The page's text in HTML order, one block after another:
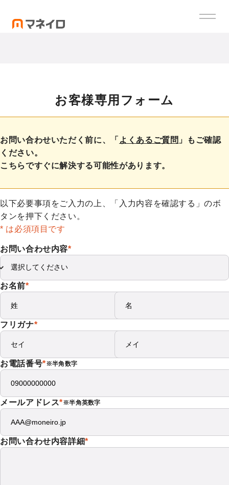
お客様専用フォーム
お問い合わせいただく前に、「 よくあるご質問 」もご確認
ください。
こちらですぐに解決する可能性があります。
以下必要事項をご入力の上、「入力内容を確認する」のボ
タンを押下ください。
* は必須項目です
お問い合わせ内容*
お名前*
フリガナ*
お電話番号*※半角数字
メールアドレス*※半角英数字
お問い合わせ内容詳細*